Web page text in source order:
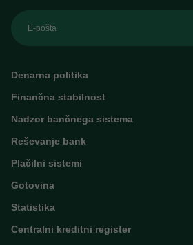
E-pošta
Denarna politika
Finančna stabilnost
Nadzor bančnega sistema
Reševanje bank
Plačilni sistemi
Gotovina
Statistika
Centralni kreditni register